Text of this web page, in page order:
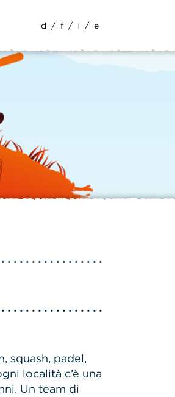
d / f / i / e
squash, padel,
località c’è una
Un team di